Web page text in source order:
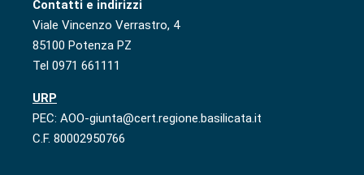
Contatti e indirizzi
Viale Vincenzo Verrastro, 4
85100 Potenza PZ
Tel 0971 661111
URP
PEC: AOO-giunta@cert.regione.basilicata.it
C.F. 80002950766